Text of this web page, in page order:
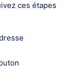
ces étapes